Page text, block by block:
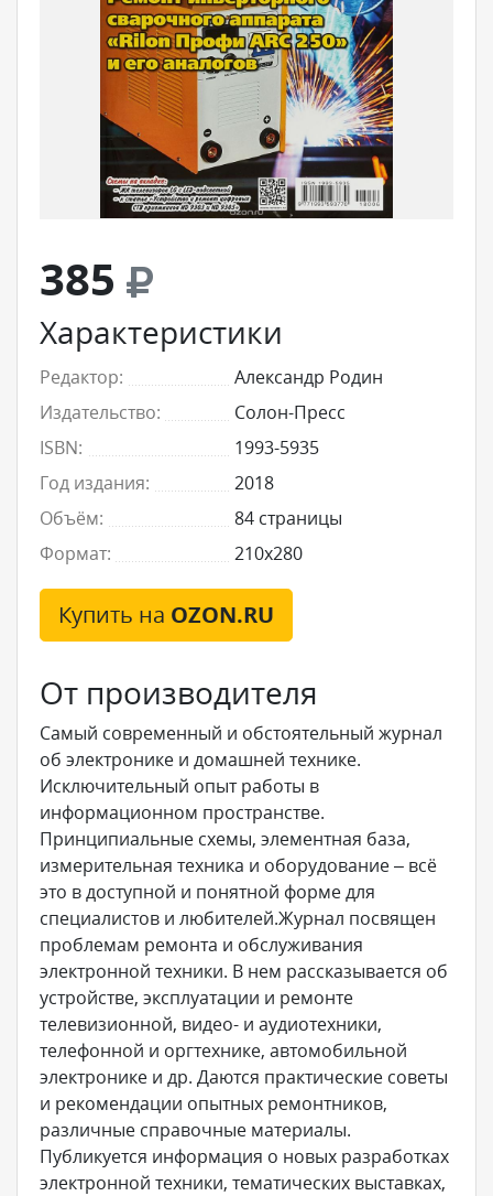
385
Характеристики
Редактор:
Александр Родин
Издательство:
Солон-Пресс
ISBN:
1993-5935
Год издания:
2018
Объём:
84 страницы
Формат:
210x280
Купить на OZON.RU
От производителя
Самый современный и обстоятельный журнал
об электронике и домашней технике.
Исключительный опыт работы в
информационном пространстве.
Принципиальные схемы, элементная база,
измерительная техника и оборудование – всё
это в доступной и понятной форме для
специалистов и любителей.Журнал посвящен
проблемам ремонта и обслуживания
электронной техники. В нем рассказывается об
устройстве, эксплуатации и ремонте
телевизионной, видео- и аудиотехники,
телефонной и оргтехнике, автомобильной
электронике и др. Даются практические советы
и рекомендации опытных ремонтников,
различные справочные материалы.
Публикуется информация о новых разработках
электронной техники, тематических выставках,